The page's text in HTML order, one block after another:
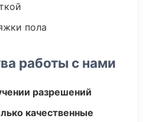
пола
работы с нами
разрешений
качественные